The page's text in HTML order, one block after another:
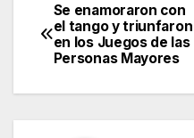
Navegación
de
entradas
Se enamoraron con
el tango y triunfaron
en los Juegos de las
Personas Mayores